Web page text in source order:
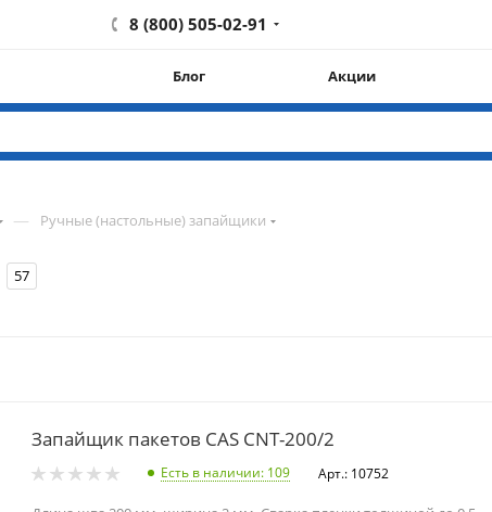
8 (800) 505-02-91
Блог Акции
— Ручные (настольные) запайщики
57
Запайщик пакетов CAS CNT-200/2
Есть в наличии: 109 Арт.: 10752